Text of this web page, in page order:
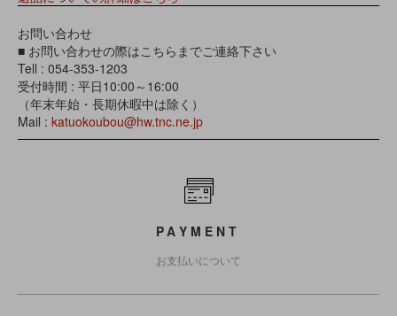
お問い合わせ
■ お問い合わせの際はこちらまでご連絡下さい
Tell : 054-353-1203
受付時間 : 平日10:00～16:00
（年末年始・長期休暇中は除く）
Mail : katuokoubou@hw.tnc.ne.jp
PAYMENT
お支払いについて